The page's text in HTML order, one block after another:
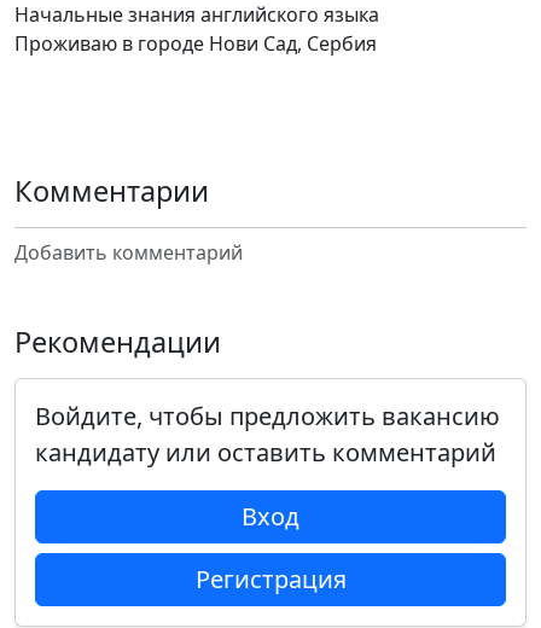
Начальные знания английского языка
Проживаю в городе Нови Сад, Сербия
Комментарии
Добавить комментарий
Рекомендации
Войдите, чтобы предложить вакансию
кандидату или оставить комментарий
Вход
Регистрация